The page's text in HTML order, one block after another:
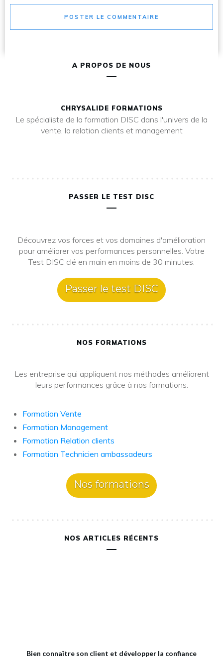
POSTER LE COMMENTAIRE
A PROPOS DE NOUS
CHRYSALIDE FORMATIONS
Le spécialiste de la formation DISC dans l'univers de la
vente, la relation clients et management
PASSER LE TEST DISC
Découvrez vos forces et vos domaines d'amélioration
pour améliorer vos performances personnelles. Votre
Test DISC clé en main en moins de 30 minutes.
Passer le test DISC
NOS FORMATIONS
Les entreprise qui appliquent nos méthodes améliorent
leurs performances grâce à nos formations.
Formation Vente
Formation Management
Formation Relation clients
Formation Technicien ambassadeurs
Nos formations
NOS ARTICLES RÉCENTS
Bien connaître son client et développer la confiance